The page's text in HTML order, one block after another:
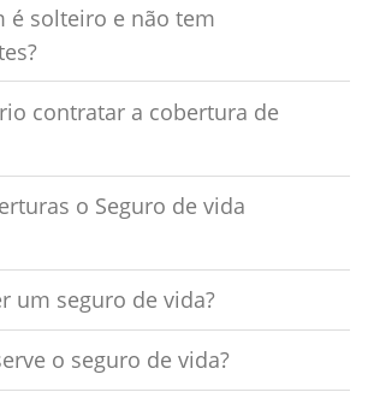
é solteiro e não tem
contratar a cobertura de
o Seguro de vida
um seguro de vida?
o seguro de vida?